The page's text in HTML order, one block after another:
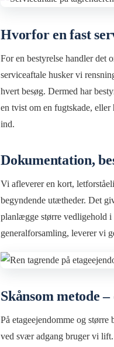
Hvorfor en fast
For en bestyrelse handler det
serviceaftale husker vi
hvert besøg. Dermed har
en tvist om en fugtskade,
ind.
Dokumentation,
Vi afleverer en kort,
begyndende utætheder. Det
planlægge større vedligehold i
generalforsamling, leverer vi
Skånsom metode
På etageejendomme og
ved svær adgang bruger vi